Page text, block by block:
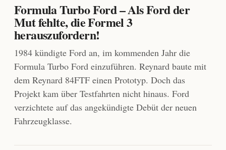
Formula Turbo Ford – Als Ford der
Mut fehlte, die Formel 3
herauszufordern!
1984 kündigte Ford an, im kommenden Jahr die
Formula Turbo Ford einzuführen. Reynard baute mit
dem Reynard 84FTF einen Prototyp. Doch das
Projekt kam über Testfahrten nicht hinaus. Ford
verzichtete auf das angekündigte Debüt der neuen
Fahrzeugklasse.